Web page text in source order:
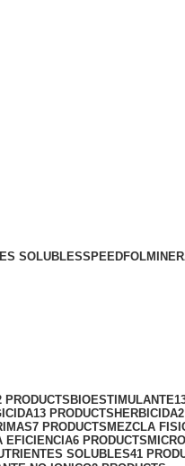
SOLUBLESSPEEDFOL
PRODUCTSBIOESTIMULANTE
13 PRODUCTS HERBICIDA
7 PRODUCTS MEZCLA
EFICIENCIA6 PRODUCTS
SOLUBLES41